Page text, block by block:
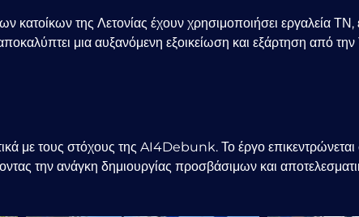
της Λετονίας έχουν χρησιμοποιήσει εργαλεία ΤΝ,
μια αυξανόμενη εξοικείωση και εξάρτηση από
με τους στόχους της AI4Debunk. Το έργο επικεντρώνεται
την ανάγκη δημιουργίας προσβάσιμων και